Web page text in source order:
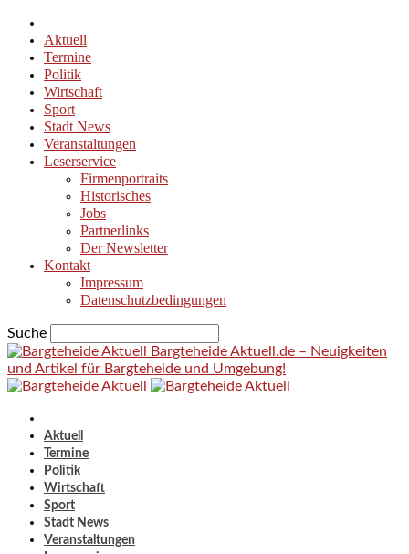
Aktuell
Termine
Politik
Wirtschaft
Sport
Stadt News
Veranstaltungen
Leserservice
Firmenportraits
Historisches
Jobs
Partnerlinks
Der Newsletter
Kontakt
Impressum
Datenschutzbedingungen
Suche
Bargteheide Aktuell.de – Neuigkeiten
und Artikel für Bargteheide und Umgebung!
Aktuell
Termine
Politik
Wirtschaft
Sport
Stadt News
Veranstaltungen